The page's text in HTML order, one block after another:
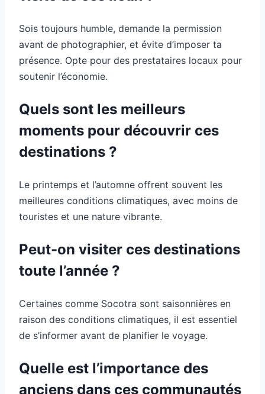
Sois toujours humble, demande la permission
avant de photographier, et évite d’imposer ta
présence. Opte pour des prestataires locaux pour
soutenir l’économie.
Quels sont les meilleurs
moments pour découvrir ces
destinations ?
Le printemps et l’automne offrent souvent les
meilleures conditions climatiques, avec moins de
touristes et une nature vibrante.
Peut-on visiter ces destinations
toute l’année ?
Certaines comme Socotra sont saisonnières en
raison des conditions climatiques, il est essentiel
de s’informer avant de planifier le voyage.
Quelle est l’importance des
anciens dans ces communautés